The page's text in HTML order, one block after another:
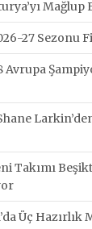
27 Sezonu
Avrupa
Takımı
Üç Hazırlık